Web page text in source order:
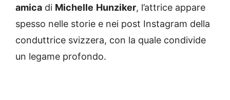
amica di Michelle Hunziker, l’attrice appare
spesso nelle storie e nei post Instagram della
conduttrice svizzera, con la quale condivide
un legame profondo.